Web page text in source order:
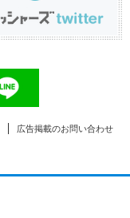
広告掲載のお問い合わせ